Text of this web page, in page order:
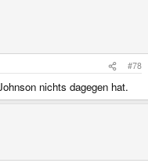
#78
nichts dagegen hat.